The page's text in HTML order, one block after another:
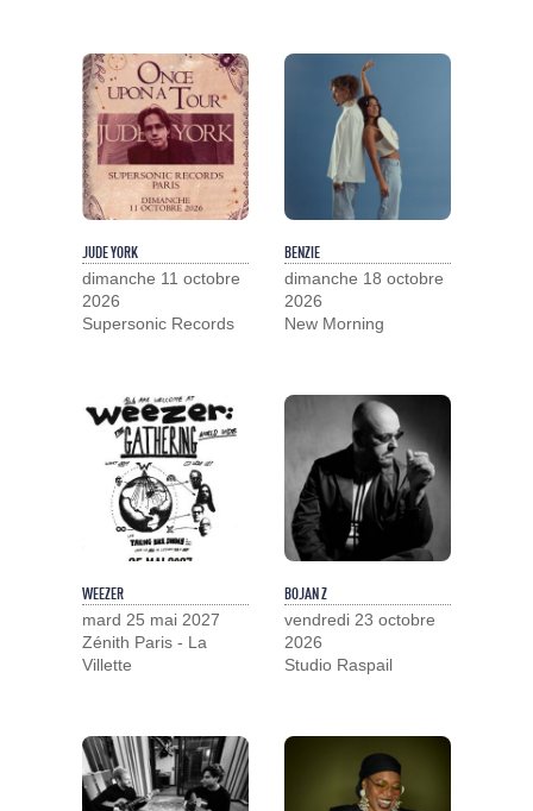
JUDE YORK
dimanche 11 octobre
2026
Supersonic Records
BENZIE
dimanche 18 octobre
2026
New Morning
WEEZER
mard 25 mai 2027
Zénith Paris - La
Villette
BOJAN Z
vendredi 23 octobre
2026
Studio Raspail